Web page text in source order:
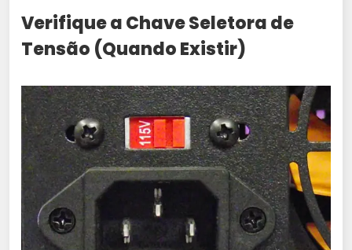
Verifique a Chave Seletora de
Tensão (Quando Existir)